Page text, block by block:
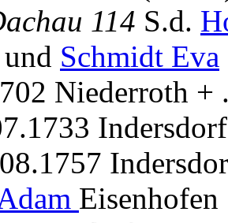
114 S.d.
Schmidt Eva
Niederroth +